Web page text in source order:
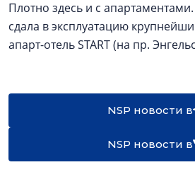
Плотно здесь и с
сдала в эксплуатацию
апарт-отель START (на пр.
NSP новости в
NSP новости в